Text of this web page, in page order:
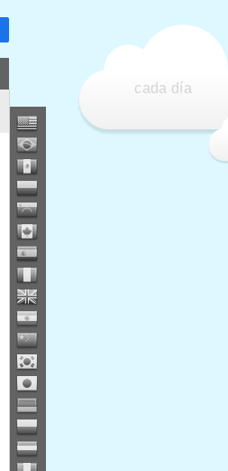
cada día